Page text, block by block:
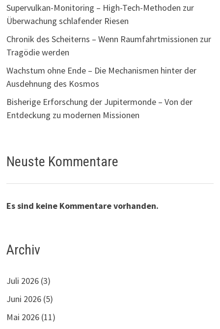
Supervulkan-Monitoring – High-Tech-Methoden zur
Überwachung schlafender Riesen
Chronik des Scheiterns – Wenn Raumfahrtmissionen zur
Tragödie werden
Wachstum ohne Ende – Die Mechanismen hinter der
Ausdehnung des Kosmos
Bisherige Erforschung der Jupitermonde – Von der
Entdeckung zu modernen Missionen
Neuste Kommentare
Es sind keine Kommentare vorhanden.
Archiv
Juli 2026 (3)
Juni 2026 (5)
Mai 2026 (11)